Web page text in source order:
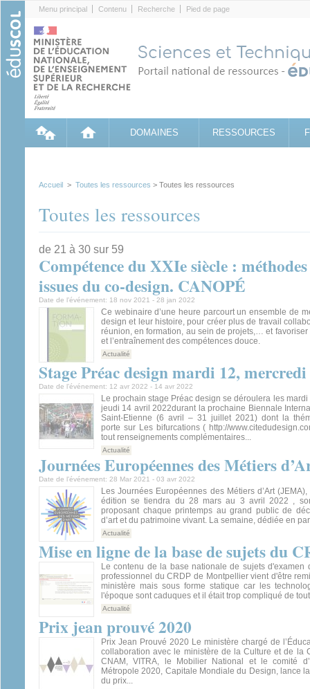
Menu principal Contenu Recherche Pied de page
DOMAINES RESSOURCES
Accueil > Toutes les ressources > Toutes les ressources
Toutes les ressources
de 21 à 30 sur 59
Compétence du XXIe siècle :
issues du co-design. CANOPÉ
Date de l’événement: 18 nov 2021 - 28 jan 2022
Ce webinaire d’une heure parcourt un ensemble de
design et leur histoire, pour créer plus de travail
réunion, en formation, au sein de projets,… et
et l’entraînement des compétences douce.
Actualité
Stage Préac design mardi 12,
Date de l’événement: 12 avr 2022 - 14 avr 2022
Le prochain stage Préac design se déroulera les
jeudi 14 avril 2022durant la prochaine Biennale
Saint-Etienne (6 avril – 31 juillet 2021) dont la
porte sur Les bifurcations ( http://
tout renseignements complémentaires...
Actualité
Journées Européennes des Métiers
Date de l’événement: 28 Mar 2021 - 03 avr 2022
Les Journées Européennes des Métiers d’Art
édition se tiendra du 28 mars au 3 avril 2022 ,
proposant chaque printemps au grand public de
d’art et du patrimoine vivant. La semaine, dédiée en
Actualité
Mise en ligne de la base de sujets du
Le contenu de la base nationale de sujets d'examen
professionnel du CRDP de Montpellier vient d'être
ministère mais sous forme statique car les
l'époque sont caduques et il était trop compliqué de
Actualité
Prix jean prouvé 2020
Prix Jean Prouvé 2020 Le ministère chargé de
collaboration avec le ministère de la Culture et de la
CNAM, VITRA, le Mobilier National et le comité
Métropole 2020, Capitale Mondiale du Design, lance
du prix...